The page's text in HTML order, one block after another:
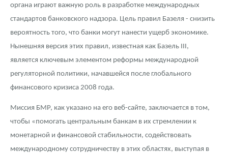
органа играют важную роль в разработке международных
стандартов банковского надзора. Цель правил Базеля - снизить
вероятность того, что банки могут нанести ущерб экономике.
Нынешняя версия этих правил, известная как Базель III,
является ключевым элементом реформы международной
регуляторной политики, начавшейся после глобального
финансового кризиса 2008 года.
Миссия БМР, как указано на его веб-сайте, заключается в том,
чтобы «помогать центральным банкам в их стремлении к
монетарной и финансовой стабильности, содействовать
международному сотрудничеству в этих областях, выступая в